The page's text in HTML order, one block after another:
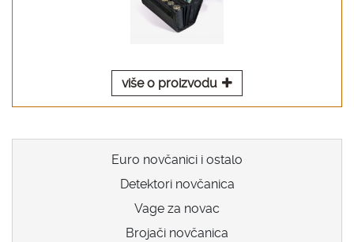
više o proizvodu
Euro novčanici i ostalo
Detektori novčanica
Vage za novac
Brojači novčanica